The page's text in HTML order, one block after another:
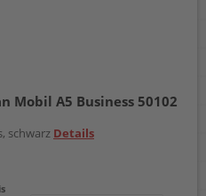
Mobil A5 Business 50102
schwarz Details